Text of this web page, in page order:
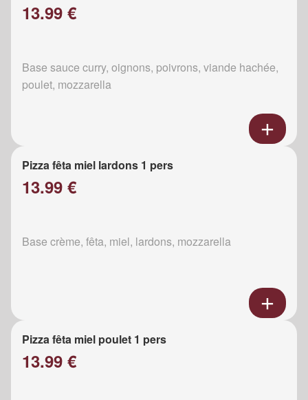
13.99 €
Base sauce curry, oignons, poivrons, viande hachée,
poulet, mozzarella
Pizza fêta miel lardons 1 pers
13.99 €
Base crème, fêta, miel, lardons, mozzarella
Pizza fêta miel poulet 1 pers
13.99 €